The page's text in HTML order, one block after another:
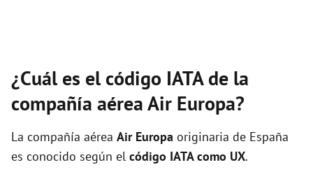
¿Cuál es el código IATA de la
compañía aérea Air Europa?
La compañía aérea Air Europa originaria de España
es conocido según el código IATA como UX.